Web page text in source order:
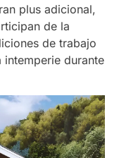
plus adicional,
de la
de trabajo
intemperie durante